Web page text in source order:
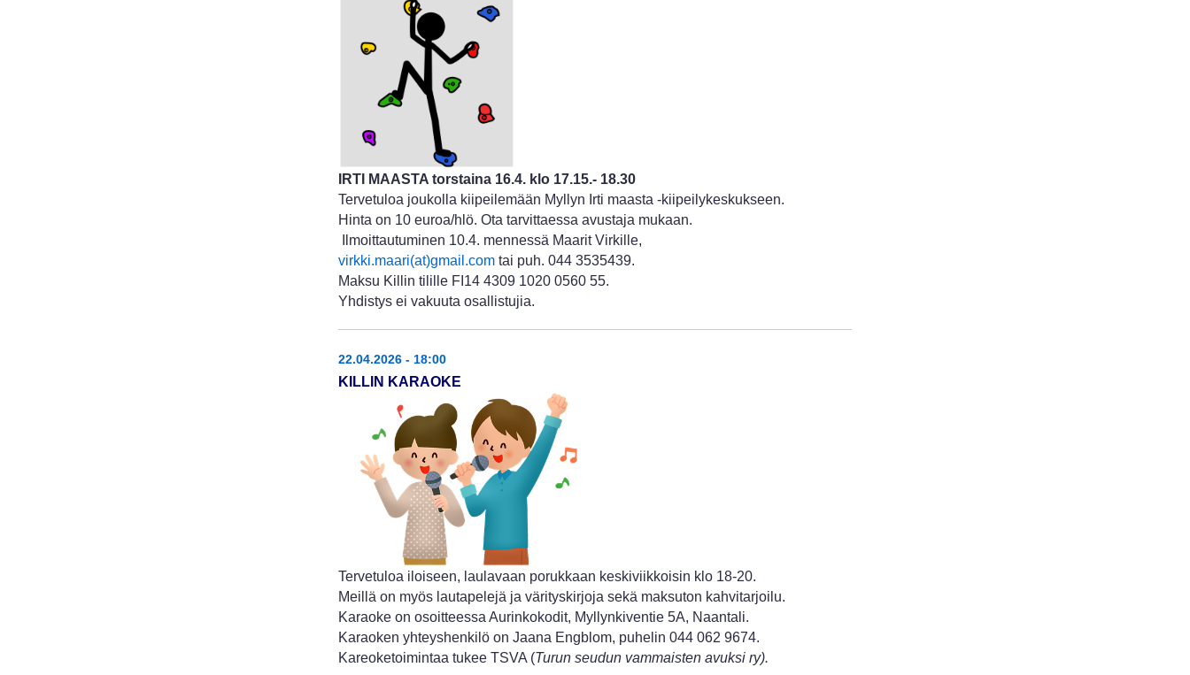
IRTI MAASTA torstaina 16.4. klo 17.15.- 18.30
Tervetuloa joukolla kiipeilemään Myllyn Irti maasta -kiipeilykeskukseen.
Hinta on 10 euroa/hlö. Ota tarvittaessa avustaja mukaan.
Ilmoittautuminen 10.4. mennessä Maarit Virkille,
virkki.maari(at)gmail.com tai puh. 044 3535439.
Maksu Killin tilille FI14 4309 1020 0560 55.
Yhdistys ei vakuuta osallistujia.
22.04.2026 - 18:00
KILLIN KARAOKE
Tervetuloa iloiseen, laulavaan porukkaan keskiviikkoisin klo 18-20.
Meillä on myös lautapelejä ja värityskirjoja sekä maksuton kahvitarjoilu.
Karaoke on osoitteessa Aurinkokodit, Myllynkiventie 5A, Naantali.
Karaoken yhteyshenkilö on Jaana Engblom, puhelin 044 062 9674.
Kareoketoimintaa tukee TSVA (Turun seudun vammaisten avuksi ry).